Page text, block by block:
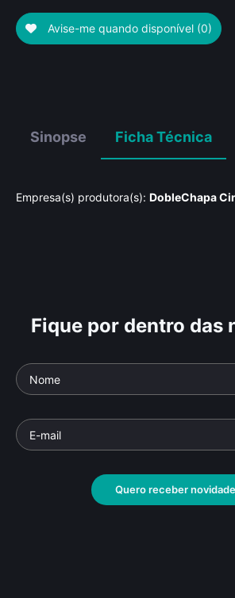
Avise-me quando disponível (0)
Sinopse Ficha Técnica
Empresa(s) produtora(s): DobleChapa
Fique por dentro das
Quero receber